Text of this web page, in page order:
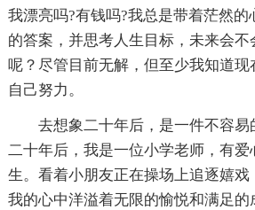
我漂亮吗?有钱吗?我总是带着茫然的
的答案，并思考人生目标，未来会
呢？尽管目前无解，但至少我知道
自己努力。
去想象二十年后，是一件不容
二十年后，我是一位小学老师，有
生。看着小朋友正在操场上追逐嬉戏
我的心中洋溢着无限的愉悦和满足的